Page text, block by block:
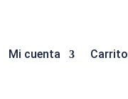
Mi cuenta Carrito